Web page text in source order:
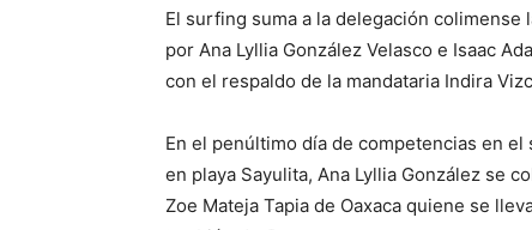
El surfing suma a la delegación colimense
por Ana Lyllia González Velasco e Isaac
con el respaldo de la mandataria Indira
En el penúltimo día de competencias en
en playa Sayulita, Ana Lyllia González se
Zoe Mateja Tapia de Oaxaca quiene se